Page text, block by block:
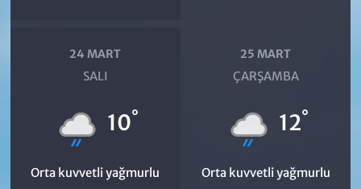
24 MART
SALI
10°
Orta kuvvetli yağmurlu
25 MART
ÇARŞAMBA
12°
Orta kuvvetli yağmurlu